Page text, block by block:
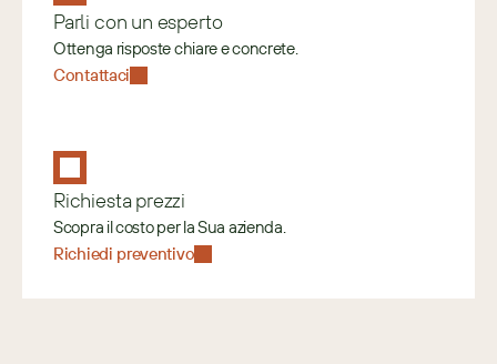
Parli con un esperto
Ottenga risposte chiare e concrete.
Contattaci
Richiesta prezzi
Scopra il costo per la Sua azienda.
Richiedi preventivo